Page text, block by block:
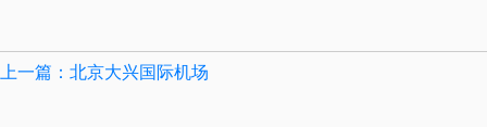
上一篇：北京大兴国际机场